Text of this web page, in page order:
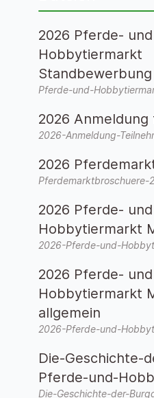
2026 Pferde- und
Hobbytiermarkt
Standbewerbung
2026
2026-Anmeldung-
2026
Pferdemarktbroschuere-
2026 Pferde- und
Hobbytiermarkt
2026 Pferde- und
Hobbytiermarkt
allgemein
Die-Geschichte-
Pferde-und-